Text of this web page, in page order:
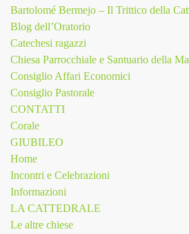
Bartolomé Bermejo – Il Trittico della
Blog dell’Oratorio
Catechesi ragazzi
Chiesa Parrocchiale e Santuario della
Consiglio Affari Economici
Consiglio Pastorale
CONTATTI
Corale
GIUBILEO
Home
Incontri e Celebrazioni
Informazioni
LA CATTEDRALE
Le altre chiese